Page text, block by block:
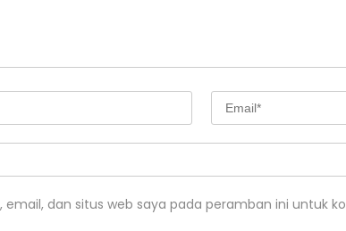
email, dan situs web saya pada peramban ini untuk